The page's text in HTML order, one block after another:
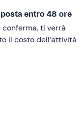
I bambinida 0 a 3 anni
effettuata su
entro 48 ore
conferma, ti verrà
il costo dell’attività